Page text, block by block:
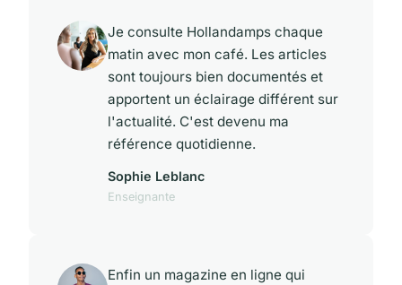
Je consulte Hollandamps chaque
matin avec mon café. Les articles
sont toujours bien documentés et
apportent un éclairage différent sur
l'actualité. C'est devenu ma
référence quotidienne.
Sophie Leblanc
Enseignante
Enfin un magazine en ligne qui